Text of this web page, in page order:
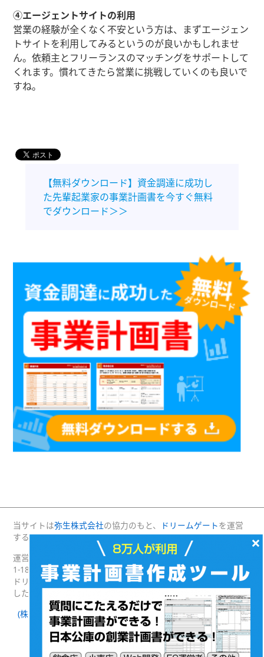
④エージェントサイトの利用
営業の経験が全くなく不安という方は、まずエージェン
トサイトを利用してみるというのが良いかもしれませ
ん。依頼主とフリーランスのマッチングをサポートして
くれます。慣れてきたら営業に挑戦していくのも良いで
すね。
【無料ダウンロード】資金調達に成功し
た先輩起業家の事業計画書を今すぐ無料
でダウンロード＞＞
当サイトは弥生株式会社の協力のもと、 ドリームゲートを運営
する(株)プロジェクトニッポンが運営・管理しています。
運営：(株)プロジェクトニッポン 〒160-0004 東京都新宿区四谷
1-18 綿半野原ビル別館8階
ドリームゲートは経済産業省の後援を受けて2003年4月に発足
した日本最大級の起業支援プラットフォームです。
(株)プロジェクトニッポン 会社概要 ｜ ドリームゲートとは｜
ドリームゲート公式SNSFacebook
Twitter
(c) DREAMGATE PROJECT. ALL RIGHTS RESERVED.
×